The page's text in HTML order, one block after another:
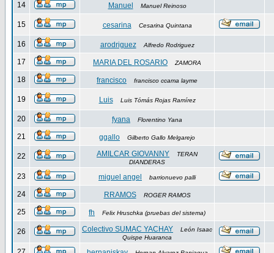
14 Manuel Manuel Reinoso
15 cesarina Cesarina Quintana
16 arodriguez Alfredo Rodriguez
17 MARIA DEL ROSARIO ZAMORA
18 francisco francisco ccama layme
19 Luis Luis Tómás Rojas Ramírez
20 fyana Florentino Yana
21 ggallo Gilberto Gallo Melgarejo
22 AMILCAR GIOVANNY
TERAN
DIANDERAS
23 miguel angel barrionuevo palli
24 RRAMOS ROGER RAMOS
25 fh Felix Hruschka (pruebas del sistema)
26 Colectivo SUMAC YACHAY
León Isaac
Quispe Huaranca